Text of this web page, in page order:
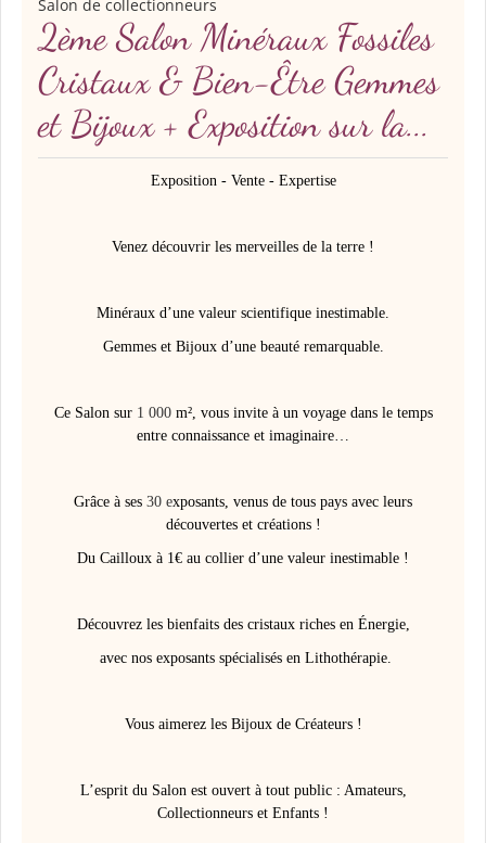
Salon de collectionneurs
2ème Salon Minéraux Fossiles
Cristaux & Bien-Être Gemmes
et Bijoux + Exposition sur la...
Exposition - Vente - Expertise
Venez découvrir les merveilles de la terre !
Minéraux d’une valeur scientifique inestimable.
Gemmes et Bijoux d’une beauté remarquable.
Ce Salon sur 1 000 m², vous invite à un voyage dans le temps
entre connaissance et imaginaire…
Grâce à ses 30 exposants, venus de tous pays avec leurs
découvertes et créations !
Du Cailloux à 1€ au collier d’une valeur inestimable !
Découvrez les bienfaits des cristaux riches en Énergie,
avec nos exposants spécialisés en Lithothérapie.
Vous aimerez les Bijoux de Créateurs !
L’esprit du Salon est ouvert à tout public : Amateurs,
Collectionneurs et Enfants !